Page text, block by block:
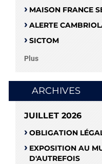
MAISON FRANCE
ALERTE
SICTOM
Plus
ARCHIVES
JUILLET 2026
OBLIGATION
EXPOSITION AU
D'AUTREFOIS